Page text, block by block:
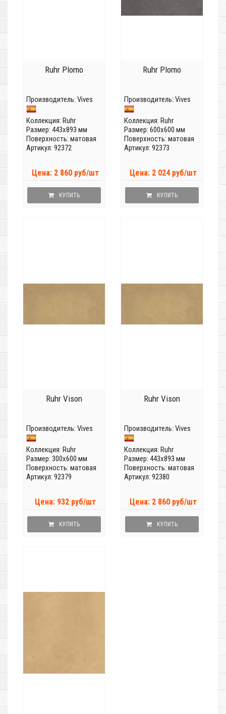
Ruhr Plomo
Производитель: Vives
Коллекция: Ruhr
Размер: 443x893 мм
Поверхность: матовая
Артикул: 92372
Цена: 2 860 руб/шт
КУПИТЬ
Ruhr Plomo
Производитель: Vives
Коллекция: Ruhr
Размер: 600x600 мм
Поверхность: матовая
Артикул: 92373
Цена: 2 024 руб/шт
КУПИТЬ
Ruhr Vison
Производитель: Vives
Коллекция: Ruhr
Размер: 300x600 мм
Поверхность: матовая
Артикул: 92379
Цена: 932 руб/шт
КУПИТЬ
Ruhr Vison
Производитель: Vives
Коллекция: Ruhr
Размер: 443x893 мм
Поверхность: матовая
Артикул: 92380
Цена: 2 860 руб/шт
КУПИТЬ